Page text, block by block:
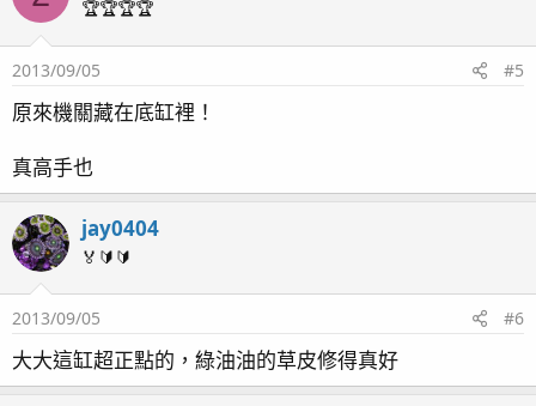
🏆🏆🏆🏆
2013/09/05 #5
原來機關藏在底缸裡！
真高手也
jay0404
🏅🔰🔰
2013/09/05 #6
大大這缸超正點的，綠油油的草皮修得真好